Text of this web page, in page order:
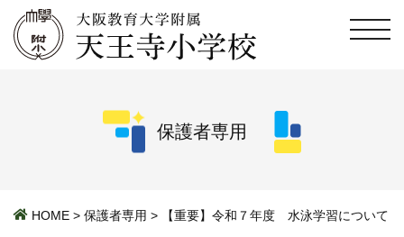
保護者専用
HOME > 保護者専用 > 【重要】令和７年度 水泳学習について